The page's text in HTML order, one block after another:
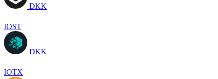
DKK
IOST
DKK
IOTX